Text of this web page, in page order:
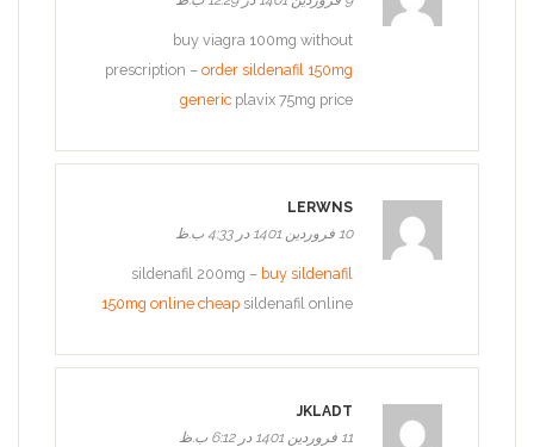
buy viagra 100mg without
prescription – order sildenafil 150mg
generic plavix 75mg price
LERWNS
10 فروردین 1401 در 4:33 ب.ظ
sildenafil 200mg – buy sildenafil
150mg online cheap sildenafil online
JKLADT
11 فروردین 1401 در 6:12 ب.ظ